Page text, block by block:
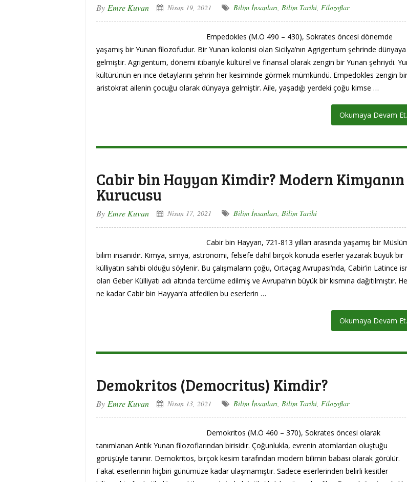
By Emre Kuvan Nisan 19, 2021 Bilim İnsanları, Bilim Tarihi, Filozoflar
Empedokles (M.Ö 490 – 430), Sokrates öncesi dönemde
yaşamış bir Yunan filozofudur. Bir Yunan kolonisi olan Sicilya’nın Agrigentum şehrinde dünyaya
gelmiştir. Agrigentum, dönemi itibariyle kültürel ve finansal olarak zengin bir Yunan şehriydi.
kültürünün en ince detaylarını şehrin her kesiminde görmek mümkündü. Empedokles zengin bir
aristokrat ailenin çocuğu olarak dünyaya gelmiştir. Aile, yaşadığı yerdeki çoğu kimse …
Okumaya Devam
Cabir bin Hayyan Kimdir? Modern Kimyanın
Kurucusu
By Emre Kuvan Nisan 17, 2021 Bilim İnsanları, Bilim Tarihi
Cabir bin Hayyan, 721-813 yılları arasında yaşamış bir
bilim insanıdır. Kimya, simya, astronomi, felsefe dahil birçok konuda eserler yazarak büyük bir
külliyatın sahibi olduğu söylenir. Bu çalışmaların çoğu, Ortaçag Avrupası’nda, Cabir’in Latince
olan Geber Külliyatı adı altında tercüme edilmiş ve Avrupa’nın büyük bir kısmına dağıtılmıştır.
ne kadar Cabir bin Hayyan’a atfedilen bu eserlerin …
Okumaya Devam
Demokritos (Democritus) Kimdir?
By Emre Kuvan Nisan 13, 2021 Bilim İnsanları, Bilim Tarihi, Filozoflar
Demokritos (M.Ö 460 – 370), Sokrates öncesi olarak
tanımlanan Antik Yunan filozoflarından birisidir. Çoğunlukla, evrenin atomlardan oluştuğu
görüşüyle tanınır. Demokritos, birçok kesim tarafından modern bilimin babası olarak görülür.
Fakat eserlerinin hiçbiri günümüze kadar ulaşmamıştır. Sadece eserlerinden belirli kesitler